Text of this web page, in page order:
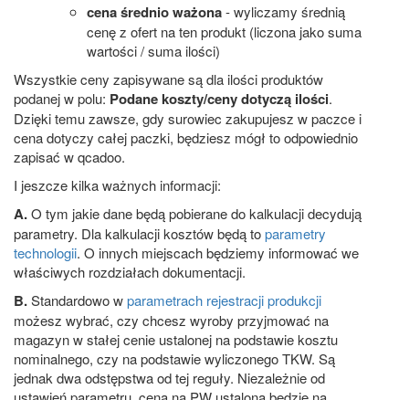
cena średnio ważona- wyliczamy średnią
cenę z ofert na ten produkt (liczona jako suma
wartości / suma ilości)
Wszystkie ceny zapisywane są dla ilości produktów
podanej w polu: Podane koszty/ceny dotyczą ilości.
Dzięki temu zawsze, gdy surowiec zakupujesz w paczce i
cena dotyczy całej paczki, będziesz mógł to odpowiednio
zapisać w qcadoo.
I jeszcze kilka ważnych informacji:
A.O tym jakie dane będą pobierane do kalkulacji decydują
parametry. Dla kalkulacji kosztów będą toparametry
technologii. O innych miejscach będziemy informować we
właściwych rozdziałach dokumentacji.
B.Standardowo wparametrach rejestracji produkcji
możesz wybrać, czy chcesz wyroby przyjmować na
magazyn w stałej cenie ustalonej na podstawie kosztu
nominalnego, czy na podstawie wyliczonego TKW. Są
jednak dwa odstępstwa od tej reguły. Niezależnie od